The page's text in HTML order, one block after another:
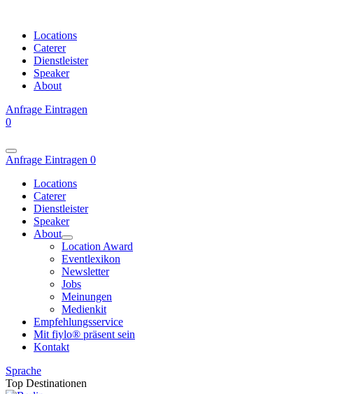
Locations
Caterer
Dienstleister
Speaker
About
Anfrage Eintragen
0
Anfrage Eintragen 0
Locations
Caterer
Dienstleister
Speaker
About
Location Award
Eventlexikon
Newsletter
Jobs
Meinungen
Medienkit
Empfehlungsservice
Mit fiylo® präsent sein
Kontakt
Sprache
Top Destinationen